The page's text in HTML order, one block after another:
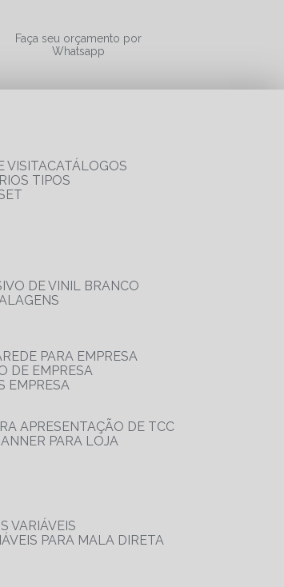
Faça seu orçamento por
Whatsapp
VISITA
CATÁLOGOS
TIPOS
DE VINIL BRANCO
PARA EMPRESA
DE EMPRESA
EMPRESA
APRESENTAÇÃO DE TCC
BANNER PARA LOJA
VARIÁVEIS
PARA MALA DIRETA